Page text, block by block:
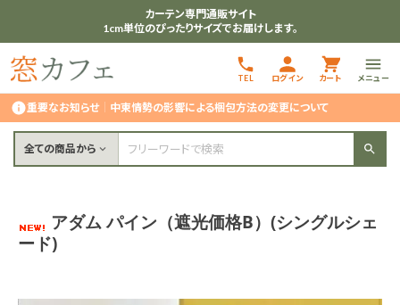
カーテン専門通販サイト
1cm単位のぴったりサイズでお届けします。
TEL ログイン カート メニュー
重要なお知らせ｜ 中東情勢の影響による梱包方法の変更について
全ての商品から
アダム パイン（遮光価格B）(シングルシェ
ード)